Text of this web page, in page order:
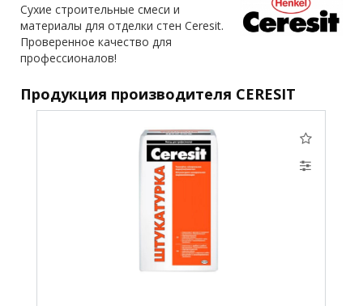
Сухие строительные смеси и
материалы для отделки стен Ceresit.
Проверенное качество для
профессионалов!
Продукция производителя CERESIT